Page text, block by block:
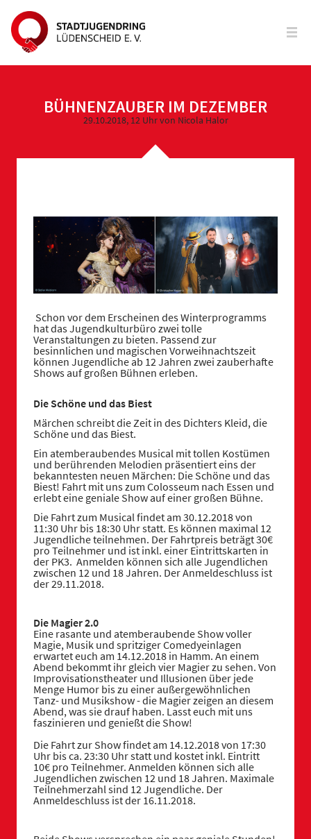
BÜHNENZAUBER IM DEZEMBER
29.10.2018, 12 Uhrvon Nicola Halor
Schon vor dem Erscheinen des Winterprogramms
hat das Jugendkulturbüro zwei tolle
Veranstaltungen zu bieten. Passend zur
besinnlichen und magischen Vorweihnachtszeit
können Jugendliche ab 12 Jahren zwei zauberhafte
Shows auf großen Bühnen erleben.
Die Schöne und das Biest
Märchen schreibt die Zeit in des Dichters Kleid, die
Schöne und das Biest.
Ein atemberaubendes Musical mit tollen Kostümen
und berührenden Melodien präsentiert eins der
bekanntesten neuen Märchen: Die Schöne und das
Biest! Fahrt mit uns zum Colosseum nach Essen und
erlebt eine geniale Show auf einer großen Bühne.
Die Fahrt zum Musical findet am 30.12.2018 von
11:30 Uhr bis 18:30 Uhr statt. Es können maximal 12
Jugendliche teilnehmen. Der Fahrtpreis beträgt 30€
pro Teilnehmer und ist inkl. einer Eintrittskarten in
der PK3. Anmelden können sich alle Jugendlichen
zwischen 12 und 18 Jahren. Der Anmeldeschluss ist
der 29.11.2018.
Die Magier 2.0
Eine rasante und atemberaubende Show voller
Magie, Musik und spritziger Comedyeinlagen
erwartet euch am 14.12.2018 in Hamm. An einem
Abend bekommt ihr gleich vier Magier zu sehen. Von
Improvisationstheater und Illusionen über jede
Menge Humor bis zu einer außergewöhnlichen
Tanz- und Musikshow - die Magier zeigen an diesem
Abend, was sie drauf haben. Lasst euch mit uns
faszinieren und genießt die Show!
Die Fahrt zur Show findet am 14.12.2018 von 17:30
Uhr bis ca. 23:30 Uhr statt und kostet inkl. Eintritt
10€ pro Teilnehmer. Anmelden können sich alle
Jugendlichen zwischen 12 und 18 Jahren. Maximale
Teilnehmerzahl sind 12 Jugendliche. Der
Anmeldeschluss ist der 16.11.2018.